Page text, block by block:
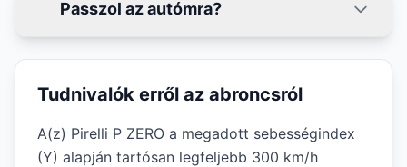
Passzol az autómra?
Tudnivalók erről az abroncsról
A(z) Pirelli P ZERO a megadott sebességindex
(Y) alapján tartósan legfeljebb 300 km/h